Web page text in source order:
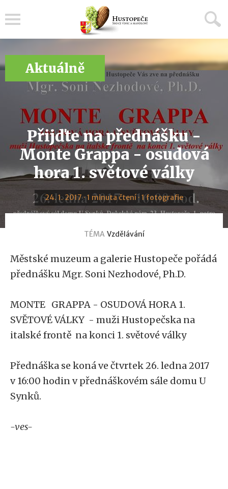
Aktuálně
Přijďte na přednášku -
Monte Grappa - osudová
hora 1. světové války
24. 1. 2017 · 1 minuta čtení · 1 fotografie
TÉMA Vzdělávání
Městské muzeum a galerie Hustopeče pořádá
přednášku Mgr. Soni Nezhodové, Ph.D.
MONTE GRAPPA - OSUDOVÁ HORA 1.
SVĚTOVÉ VÁLKY - muži Hustopečska na
italské frontě na konci 1. světové války
Přednáška se koná ve čtvrtek 26. ledna 2017
v 16:00 hodin v přednáškovém sále domu U
Synků.
-ves-